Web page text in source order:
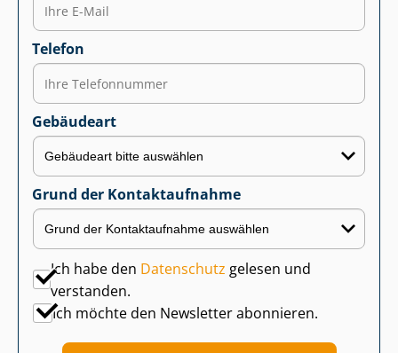
Telefon
Gebäudeart
Grund der Kontaktaufnahme
Ich habe den Datenschutz gelesen und
verstanden.
Ich möchte den Newsletter abonnieren.